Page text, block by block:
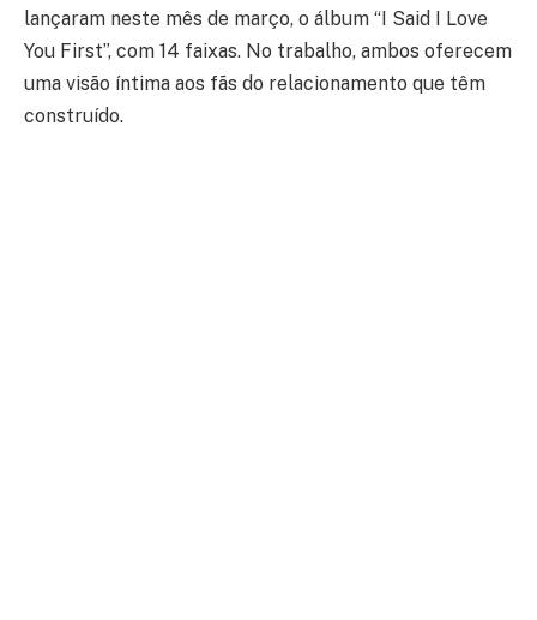
lançaram neste mês de março, o álbum “I Said I Love
You First”, com 14 faixas. No trabalho, ambos oferecem
uma visão íntima aos fãs do relacionamento que têm
construído.